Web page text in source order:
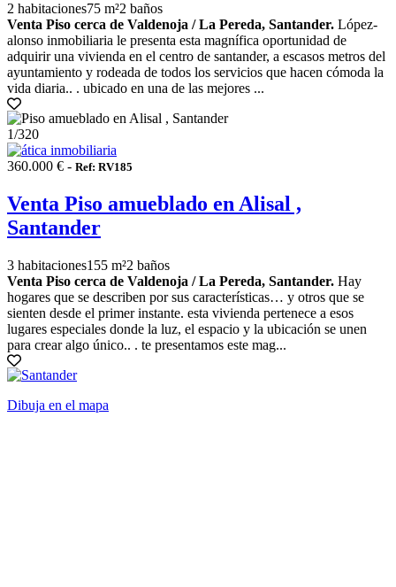
2 habitaciones75 m²2 baños
Venta Piso cerca de Valdenoja / La Pereda, Santander. López-
alonso inmobiliaria le presenta esta magnífica oportunidad de
adquirir una vivienda en el centro de santander, a escasos metros del
ayuntamiento y rodeada de todos los servicios que hacen cómoda la
vida diaria.. . ubicado en una de las mejores ...
1/320
360.000 € - Ref: RV185
Venta Piso amueblado en Alisal ,
Santander
3 habitaciones155 m²2 baños
Venta Piso cerca de Valdenoja / La Pereda, Santander. Hay
hogares que se describen por sus características… y otros que se
sienten desde el primer instante. esta vivienda pertenece a esos
lugares especiales donde la luz, el espacio y la ubicación se unen
para crear algo único.. . te presentamos este mag...
Dibuja en el mapa